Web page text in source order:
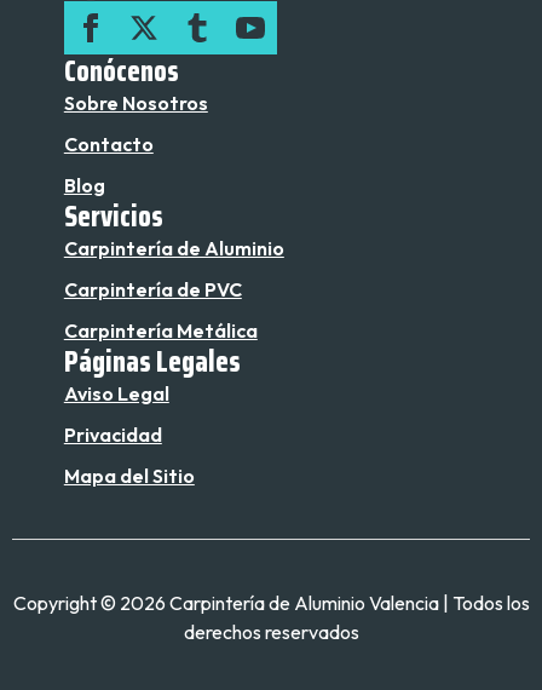
Conócenos
Sobre Nosotros
Contacto
Blog
Servicios
Carpintería de Aluminio
Carpintería de PVC
Carpintería Metálica
Páginas Legales
Aviso Legal
Privacidad
Mapa del Sitio
Copyright © 2026 Carpintería de Aluminio Valencia | Todos los
derechos reservados